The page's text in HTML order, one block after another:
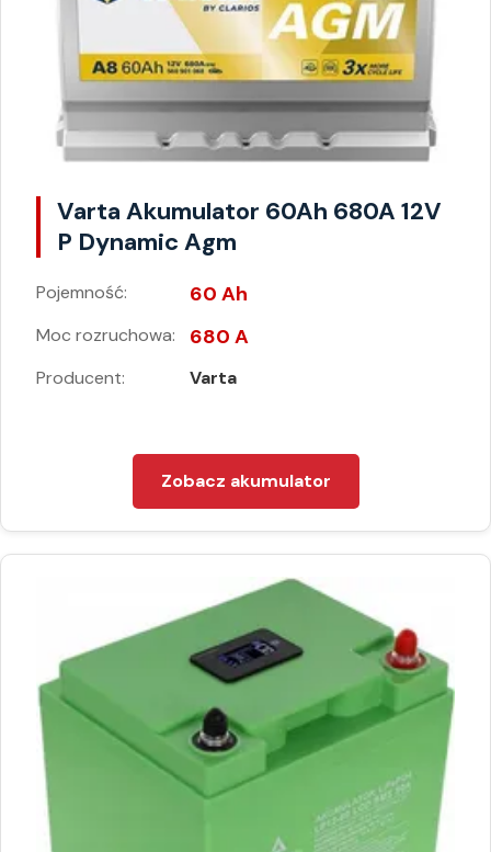
Varta Akumulator 60Ah 680A 12V
P Dynamic Agm
Pojemność: 60 Ah
Moc rozruchowa: 680 A
Producent: Varta
Zobacz akumulator